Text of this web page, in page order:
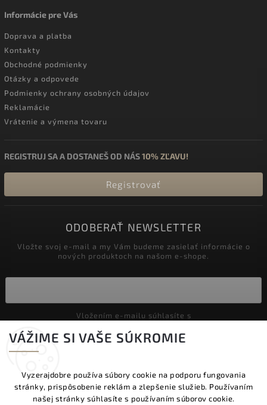
VÁŽIME SI VAŠE SÚKROMIE
Vyzerajdobre používa súbory cookie na podporu fungovania
stránky, prispôsobenie reklám a zlepšenie služieb. Používaním
našej stránky súhlasíte s používaním súborov cookie.
Informácie pre Vás
Doprava a platba
Kontakty
Obchodné podmienky
Otázky a odpovede
Podmienky ochrany osobných údajov
Reklamácie
Vrátenie a výmena tovaru
REGISTRUJ SA A DOSTANEŠ OD NÁS10% ZĽAVU!
Registrovať
ODOBERAŤ NEWSLETTER
Vložte svoj e-mail a my Vám budeme zasielať informácie o
nových produktoch na našom e-shope.
Copyright 2026Vyzeraj dobre. Všetky práva vyhradené.